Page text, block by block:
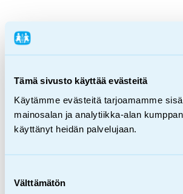
Tämä sivusto käyttää evästeitä
Käytämme evästeitä tarjoamamme
mainosalan ja analytiikka-alan
käyttänyt heidän palvelujaan.
valinta
Välttämätön